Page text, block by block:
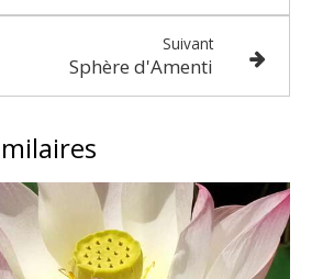
Suivant
Sphère d'Amenti